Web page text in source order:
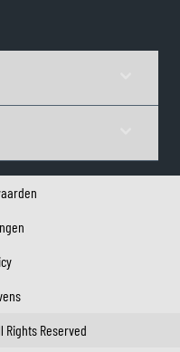
Rights Reserved